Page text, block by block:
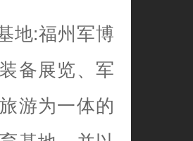
地:福州军博
备展览、军
游为一体的